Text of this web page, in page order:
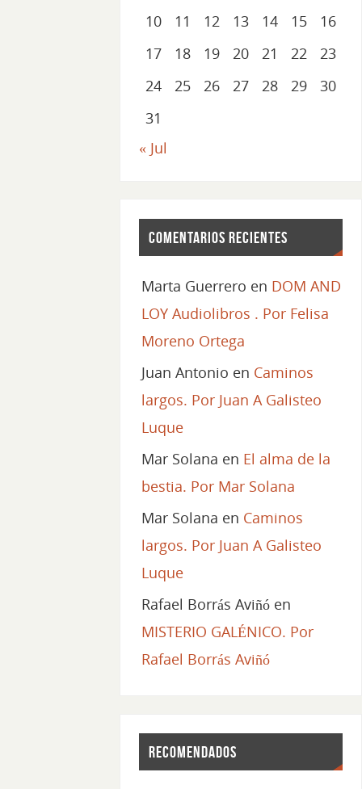
10
11 12 13 14 15
16
17
18 19 20 21 22
23
24
25 26 27 28 29
30
31
« Jul
Comentarios recientes
Marta Guerrero en DOM AND
LOY Audiolibros . Por Felisa
Moreno Ortega
Juan Antonio en Caminos
largos. Por Juan A Galisteo
Luque
Mar Solana en El alma de la
bestia. Por Mar Solana
Mar Solana en Caminos
largos. Por Juan A Galisteo
Luque
Rafael Borrás Aviñó en
MISTERIO GALÉNICO. Por
Rafael Borrás Aviñó
Recomendados